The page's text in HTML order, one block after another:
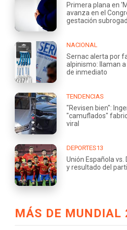
Primera plana en
avanza en el
gestación
NACIONAL
Sernac alerta por
alpinismo: llaman
de inmediato
TENDENCIAS
"Revisen bien":
"camuflados"
viral
DEPORTES13
Unión Española
y resultado del
MÁS DE MUNDIAL